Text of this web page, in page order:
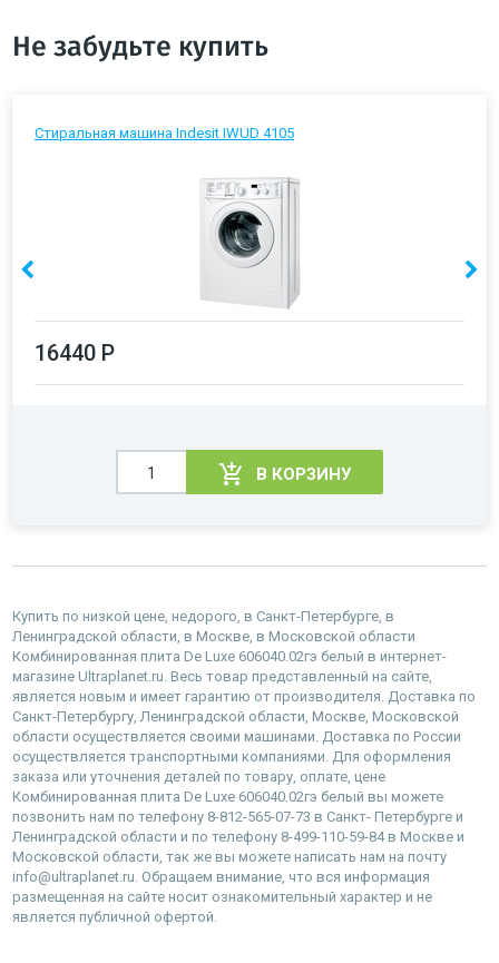
Не забудьте купить
Стиральная машина Indesit IWUD 4105
16440 Р
В КОРЗИНУ
Купить по низкой цене, недорого, в Санкт-Петербурге, в
Ленинградской области, в Москве, в Московской области
Комбинированная плита De Luxe 606040.02гэ белый в интернет-
магазине Ultraplanet.ru. Весь товар представленный на сайте,
является новым и имеет гарантию от производителя. Доставка по
Санкт-Петербургу, Ленинградской области, Москве, Московской
области осуществляется своими машинами. Доставка по России
осуществляется транспортными компаниями. Для оформления
заказа или уточнения деталей по товару, оплате, цене
Комбинированная плита De Luxe 606040.02гэ белый вы можете
позвонить нам по телефону 8-812-565-07-73 в Санкт- Петербурге и
Ленинградской области и по телефону 8-499-110-59-84 в Москве и
Московской области, так же вы можете написать нам на почту
info@ultraplanet.ru. Обращаем внимание, что вся информация
размещенная на сайте носит ознакомительный характер и не
является публичной офертой.